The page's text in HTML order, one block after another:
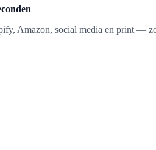
Amazon, social media en print —